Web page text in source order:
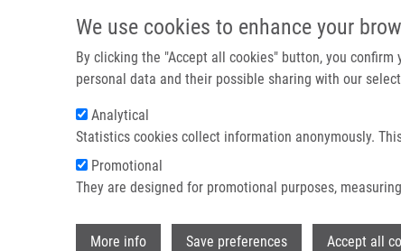
We use cookies to enhance your
By clicking the "Accept all cookies" button, you
personal data and their possible sharing with our
Analytical
Statistics cookies collect information anonymously.
Promotional
They are designed for promotional purposes,
More info Save preferences Accept all
Drobečková navigace
Domů Fetal Colon Cell Line FHC Exhibits Tumorigenic
Fetal colon cell line FHC